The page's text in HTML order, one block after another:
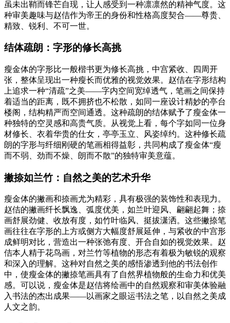
虽未出鞘而锋芒自现，让人感受到一种凛凛然的精神气度。这
种审美趣味与赵佶作为帝王的身份和性格高度契合——尊贵、
精致、锐利、不可一世。
结体疏朗：字形的修长高挑
瘦金体的字形比一般楷书更为修长高挑，中宫紧收、四周开
张，整体呈现出一种瘦长而优雅的视觉效果。赵佶在字形结构
上追求一种“清疏”之美——字内空间宽绰透气，笔画之间保持
着适当的距离，既不拥挤也不松散，如同一座设计精妙的亭台
楼阁，结构精严而空间通透。这种疏朗的结体赋予了瘦金体一
种独特的空灵感和高贵气质。从视觉上看，每个字如同一位身
材修长、衣着华贵的仕女，亭亭玉立、风姿绰约。这种修长疏
朗的字形与纤细刚硬的笔画相得益彰，共同构成了瘦金体“瘦
而不弱、劲而不燥、朗而不散”的独特审美意蕴。
撇捺如兰竹：自然之美的艺术升华
瘦金体的撇画和捺画尤为精彩，具有极强的装饰性和表现力。
赵佶的撇画纤长飘逸、弧度优美，如兰叶迎风、翩翩起舞；捺
画舒展劲健、收放有度，如竹叶临风、挺拔潇洒。这些撇捺笔
画往往在字形的上方或侧方大幅度舒展延伸，与紧收的中宫形
成鲜明对比，营造出一种张弛有度、开合自如的视觉效果。赵
佶本人精于花鸟画，对兰竹等植物的形态有着极为敏锐的观察
和深入的理解。这种对自然之美的感悟渗透到他的书法创作
中，使瘦金体的撇捺笔画具有了自然界植物般的生命力和优美
感。可以说，瘦金体是赵佶将绘画中的自然观察和审美体验融
入书法的杰出成果——以画家之眼运书法之笔，以自然之美成
人文之韵。